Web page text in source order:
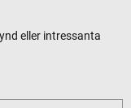
eller intressanta